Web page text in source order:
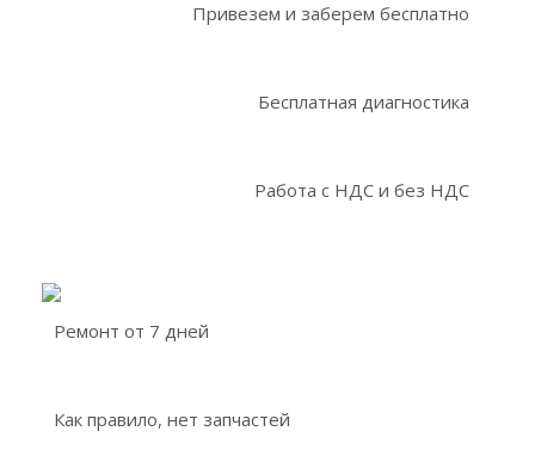
Привезем и заберем бесплатно
Бесплатная диагностика
Работа с НДС и без НДС
Ремонт от 7 дней
Как правило, нет запчастей